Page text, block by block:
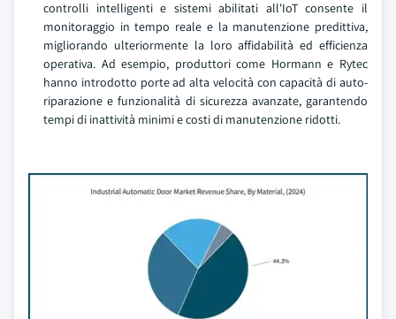
controlli intelligenti e sistemi abilitati all'IoT consente il
monitoraggio in tempo reale e la manutenzione predittiva,
migliorando ulteriormente la loro affidabilità ed efficienza
operativa. Ad esempio, produttori come Hormann e Rytec
hanno introdotto porte ad alta velocità con capacità di auto-
riparazione e funzionalità di sicurezza avanzate, garantendo
tempi di inattività minimi e costi di manutenzione ridotti.